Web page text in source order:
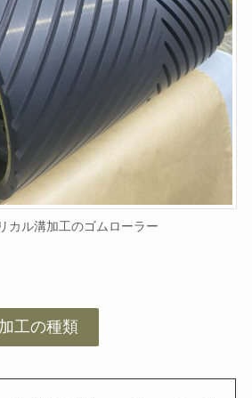
カル溝加工のゴムローラー
工の種類